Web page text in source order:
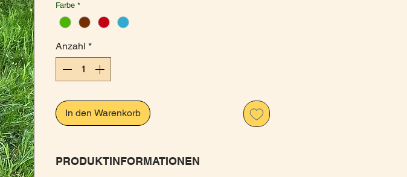
Farbe *
Anzahl *
In den Warenkorb
PRODUKTINFORMATIONEN